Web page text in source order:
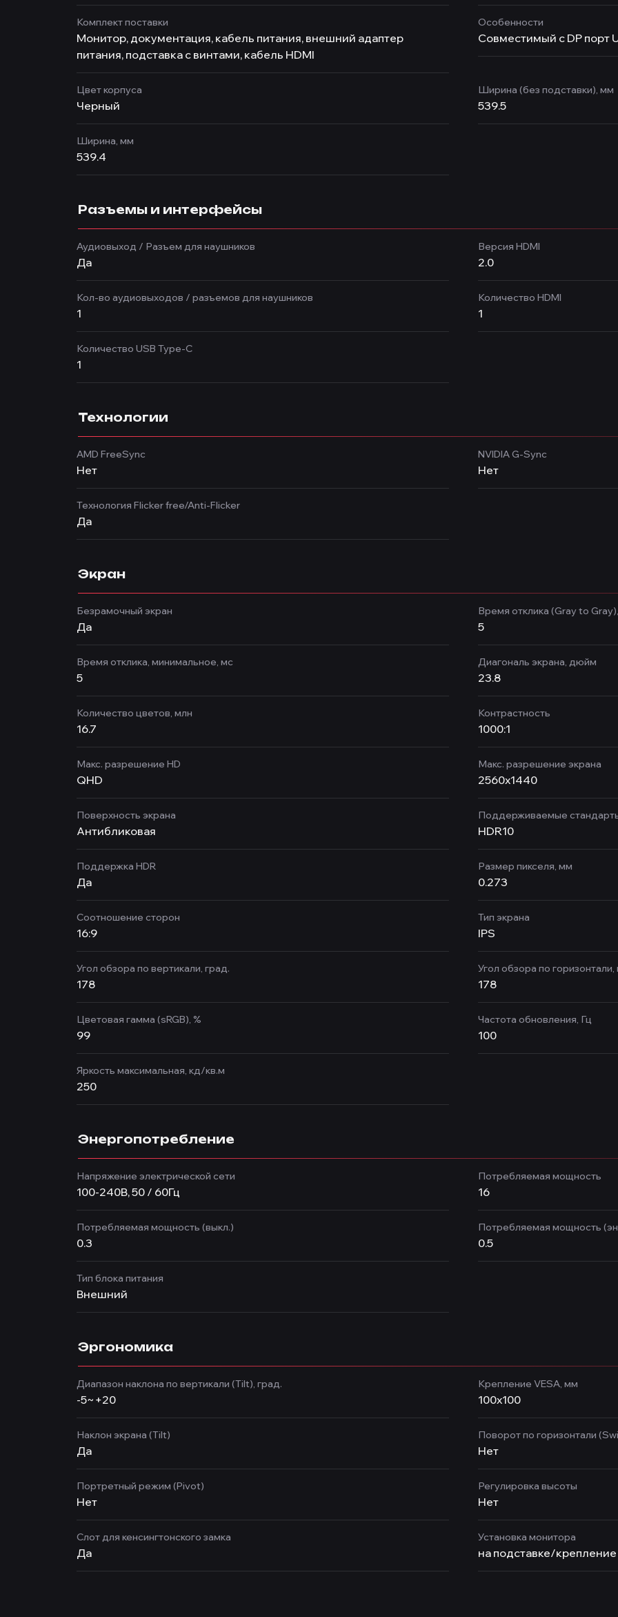
Комплект поставки
Монитор, документация, кабель питания, внешний адаптер
питания, подставка с винтами, кабель HDMI
Особенности
Совместимый с DP порт
Цвет корпуса
Черный
Ширина (без подставки), мм
539.5
Ширина, мм
539.4
Разъемы и интерфейсы
Аудиовыход / Разъем для наушников
Да
Версия HDMI
2.0
Кол-во аудиовыходов / разъемов для наушников
1
Количество HDMI
1
Количество USB Type-C
1
Технологии
AMD FreeSync
Нет
NVIDIA G-Sync
Нет
Технология Flicker free/Anti-Flicker
Да
Экран
Безрамочный экран
Да
Время отклика (Gray to
5
Время отклика, минимальное, мс
5
Диагональ экрана, дюйм
23.8
Количество цветов, млн
16.7
Контрастность
1000:1
Макс. разрешение HD
QHD
Макс. разрешение экрана
2560x1440
Поверхность экрана
Антибликовая
Поддерживаемые
HDR10
Поддержка HDR
Да
Размер пикселя, мм
0.273
Соотношение сторон
16:9
Тип экрана
IPS
Угол обзора по вертикали, град.
178
Угол обзора по горизонтали,
178
Цветовая гамма (sRGB), %
99
Частота обновления, Гц
100
Яркость максимальная, кд/кв.м
250
Энергопотребление
Напряжение электрической сети
100-240В, 50 / 60Гц
Потребляемая мощность
16
Потребляемая мощность (выкл.)
0.3
Потребляемая мощность
0.5
Тип блока питания
Внешний
Эргономика
Диапазон наклона по вертикали (Tilt), град.
-5~+20
Крепление VESA, мм
100x100
Наклон экрана (Tilt)
Да
Поворот по горизонтали
Нет
Портретный режим (Pivot)
Нет
Регулировка высоты
Нет
Слот для кенсингтонского замка
Да
Установка монитора
на подставке/крепление